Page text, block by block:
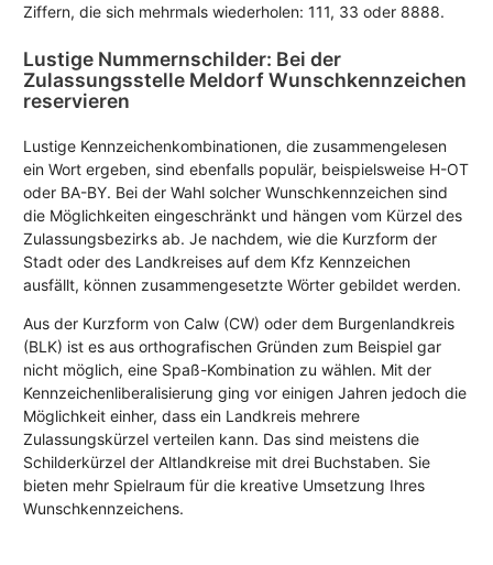
Ziffern, die sich mehrmals wiederholen: 111, 33 oder 8888.
Lustige Nummernschilder: Bei der
Zulassungsstelle Meldorf Wunschkennzeichen
reservieren
Lustige Kennzeichenkombinationen, die zusammengelesen
ein Wort ergeben, sind ebenfalls populär, beispielsweise H-OT
oder BA-BY. Bei der Wahl solcher Wunschkennzeichen sind
die Möglichkeiten eingeschränkt und hängen vom Kürzel des
Zulassungsbezirks ab. Je nachdem, wie die Kurzform der
Stadt oder des Landkreises auf dem Kfz Kennzeichen
ausfällt, können zusammengesetzte Wörter gebildet werden.
Aus der Kurzform von Calw (CW) oder dem Burgenlandkreis
(BLK) ist es aus orthografischen Gründen zum Beispiel gar
nicht möglich, eine Spaß-Kombination zu wählen. Mit der
Kennzeichenliberalisierung ging vor einigen Jahren jedoch die
Möglichkeit einher, dass ein Landkreis mehrere
Zulassungskürzel verteilen kann. Das sind meistens die
Schilderkürzel der Altlandkreise mit drei Buchstaben. Sie
bieten mehr Spielraum für die kreative Umsetzung Ihres
Wunschkennzeichens.